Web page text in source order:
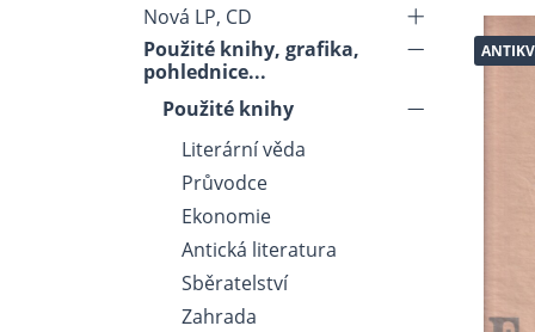
Nová LP, CD
Použité knihy, grafika,
pohlednice...
Použité knihy
Literární věda
Průvodce
Ekonomie
Antická literatura
Sběratelství
Zahrada